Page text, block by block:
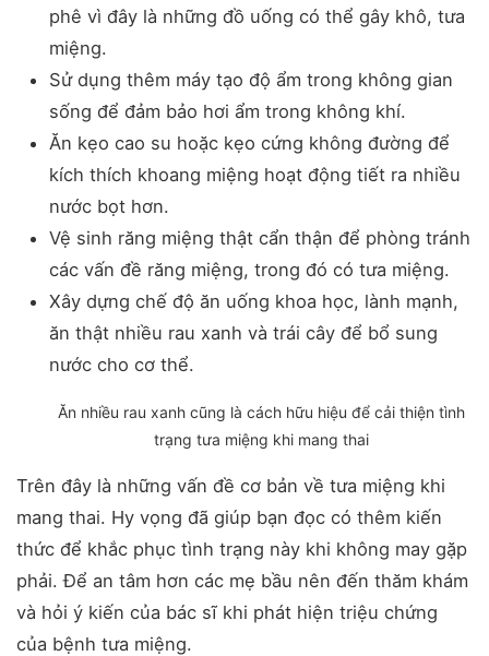
phê vì đây là những đồ uống có thể gây khô, tưa
miệng.
Sử dụng thêm máy tạo độ ẩm trong không gian
sống để đảm bảo hơi ẩm trong không khí.
Ăn kẹo cao su hoặc kẹo cứng không đường để
kích thích khoang miệng hoạt động tiết ra nhiều
nước bọt hơn.
Vệ sinh răng miệng thật cẩn thận để phòng tránh
các vấn đề răng miệng, trong đó có tưa miệng.
Xây dựng chế độ ăn uống khoa học, lành mạnh,
ăn thật nhiều rau xanh và trái cây để bổ sung
nước cho cơ thể.
Ăn nhiều rau xanh cũng là cách hữu hiệu để cải thiện tình
trạng tưa miệng khi mang thai
Trên đây là những vấn đề cơ bản về tưa miệng khi
mang thai. Hy vọng đã giúp bạn đọc có thêm kiến
thức để khắc phục tình trạng này khi không may gặp
phải. Để an tâm hơn các mẹ bầu nên đến thăm khám
và hỏi ý kiến của bác sĩ khi phát hiện triệu chứng
của bệnh tưa miệng.